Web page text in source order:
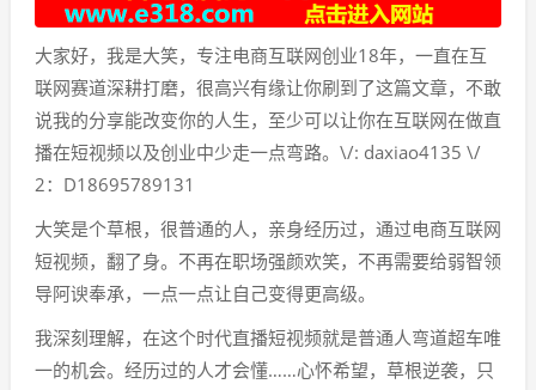
大家好，我是大笑，专注电商互联网创业18年，一直在互
联网赛道深耕打磨，很高兴有缘让你刷到了这篇文章，不敢
说我的分享能改变你的人生，至少可以让你在互联网在做直
播在短视频以及创业中少走一点弯路。\/: daxiao4135 \/
2：D18695789131
大笑是个草根，很普通的人，亲身经历过，通过电商互联网
短视频，翻了身。不再在职场强颜欢笑，不再需要给弱智领
导阿谀奉承，一点一点让自己变得更高级。
我深刻理解，在这个时代直播短视频就是普通人弯道超车唯
一的机会。经历过的人才会懂……心怀希望，草根逆袭，只